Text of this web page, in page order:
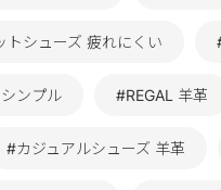
トシューズ 疲れにくい
ンプル #REGAL 羊革
#カジュアルシューズ 羊革